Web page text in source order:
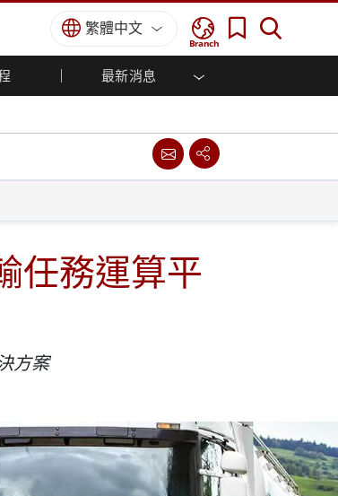
Branch
繁體中文
最新消息
等級強固觸控筆記型電腦
等級顯示器 / NVIS 顯示器
控制站
級顯示器
鋼等級
鋼工業電腦
鋼工業顯示器
解決方案
和採礦解決方案
認證／符合標準
任務運算平
方案